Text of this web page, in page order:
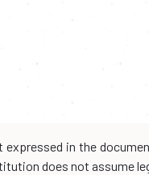
expressed in the
does not assume